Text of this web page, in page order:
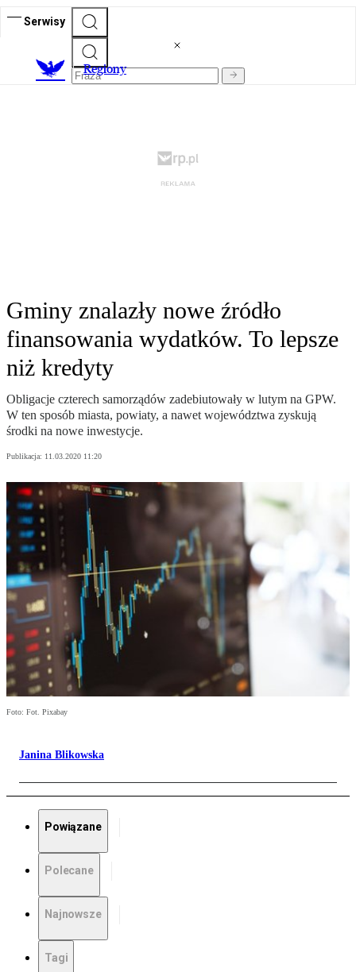
Serwisy
Regiony
Gminy znalazły nowe źródło
finansowania wydatków. To lepsze
niż kredyty
Obligacje czterech samorządów zadebiutowały w lutym na GPW.
W ten sposób miasta, powiaty, a nawet województwa zyskują
środki na nowe inwestycje.
Publikacja: 11.03.2020 11:20
Foto: Fot. Pixabay
Janina Blikowska
Powiązane
Polecane
Najnowsze
Tagi